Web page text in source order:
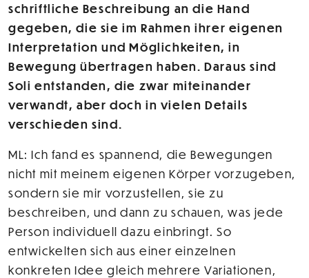
schriftliche Beschreibung an die Hand
gegeben, die sie im Rahmen ihrer eigenen
Interpretation und Möglichkeiten, in
Bewegung übertragen haben. Daraus sind
Soli entstanden, die zwar miteinander
verwandt, aber doch in vielen Details
verschieden sind.
ML: Ich fand es spannend, die Bewegungen
nicht mit meinem eigenen Körper vorzugeben,
sondern sie mir vorzustellen, sie zu
beschreiben, und dann zu schauen, was jede
Person individuell dazu einbringt. So
entwickelten sich aus einer einzelnen
konkreten Idee gleich mehrere Variationen,